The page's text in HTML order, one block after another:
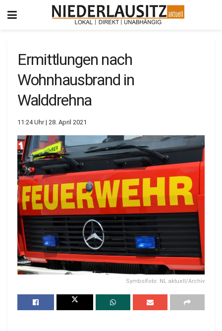
Ermittlungen nach
Wohnhausbrand in
Walddrehna
11:24 Uhr | 28. April 2021
Symbolfoto: NL aktuell/Archiv